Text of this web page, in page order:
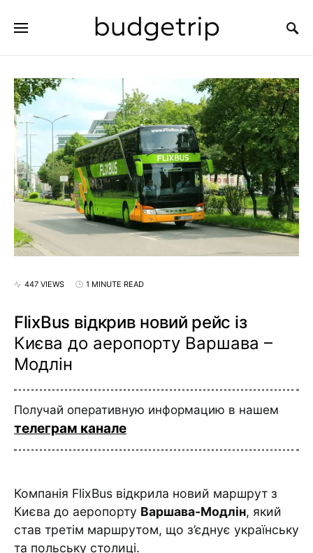
447 VIEWS 1 MINUTE READ
FlixBus відкрив новий рейс із
Києва до аеропорту Варшава –
Модлін
Получай оперативную информацию в нашем
телеграм канале
Компанія FlixBus відкрила новий маршрут з
Києва до аеропорту Варшава-Модлін, який
став третім маршрутом, що з’єднує українську
та польську столиці.